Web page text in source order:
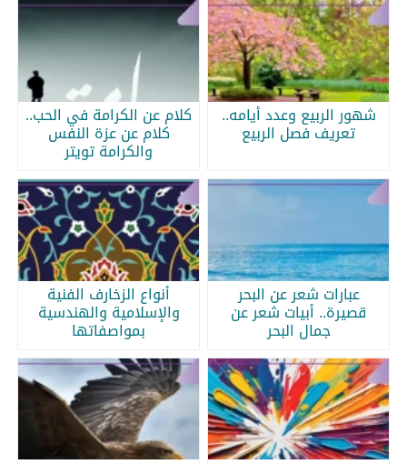
شهور الربيع وعدد أيامه..
تعريف فصل الربيع
كلام عن الكرامة في الحب..
كلام عن عزة النفس
والكرامة تويتر
عبارات شعر عن البحر
قصيرة.. أبيات شعر عن
جمال البحر
أنواع الزخارف الفنية
والإسلامية والهندسية
بمواصفاتها